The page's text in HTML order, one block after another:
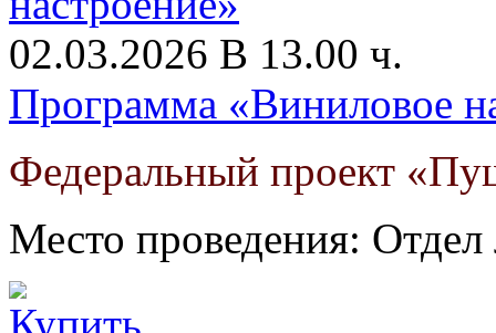
02.03.2026 В 13.00 ч.
Программа «Виниловое
Федеральный проект
Место проведения: Отдел